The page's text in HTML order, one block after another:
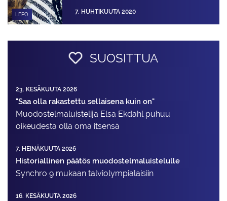
LEPO 7. HUHTIKUUTA 2020
SUOSITTUA
23. KESÄKUUTA 2026
"Saa olla rakastettu sellaisena kuin on"
Muodostelma­luistelija Elsa Ekdahl puhuu
oikeudesta olla oma itsensä
7. HEINÄKUUTA 2026
Historiallinen päätös muodostelmaluistelulle
Synchro 9 mukaan talviolympialaisiin
16. KESÄKUUTA 2026